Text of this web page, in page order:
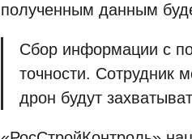
полученным данным
Сбор информации с
точности. Сотрудник
дрон будут